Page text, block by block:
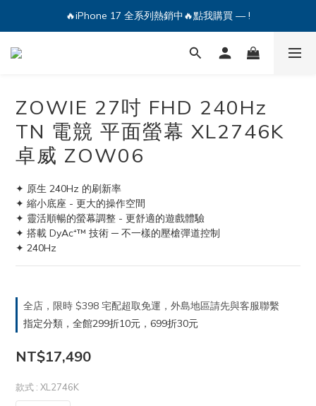
🔥iPhone 17 全系列熱銷中🔥點我購買 — !
💕加入Q哥 Line 新好友領優惠券！🎫
🔥iPhone 17 全系列熱銷中🔥點我購買 — !
ZOWIE 27吋 FHD 240Hz
TN 電競 平面螢幕 XL2746K
卓威 ZOW06
✦ 原生 240Hz 的刷新率
✦ 縮小底座 - 更大的操作空間
✦ 靈活順暢的螢幕調整 - 更舒適的遊戲體驗
✦ 搭載 DyAc⁺™ 技術 ─ 不一樣的壓槍彈道控制
✦ 240Hz
全店，限時 $398 宅配超取免運，外島地區請先與客服聯繫
指定分類，全館299折10元，699折30元
NT$17,490
款式 : XL2746K